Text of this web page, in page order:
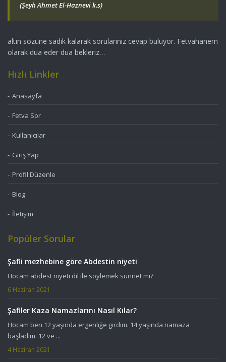
(Şeyh Ahmet El-Haznevi k.s)
altın sözüne sadık kalarak sorularınız cevap buluyor. Fetvahanem
olarak dua eder dua bekleriz…
Hızlı Linkler
Anasayfa
Fetva Sor
Kullanıcılar
Giriş Yap
Profil Düzenle
Blog
İletişim
Popüler Sorular
Şafii mezhebine göre Abdestin niyeti
Hocam abdest niyeti dil ile söylemek sünnet mi?
6 Haziran 2021
Şafiler Kaza Namazlarını Nasıl Kılar?
Hocam ben 12 yaşında ergenliğe girdim. 14 yaşında namaza
başladım. 12 ve ...
4 Haziran 2021